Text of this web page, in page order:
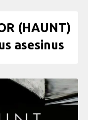
(HAUNT)
asesinus